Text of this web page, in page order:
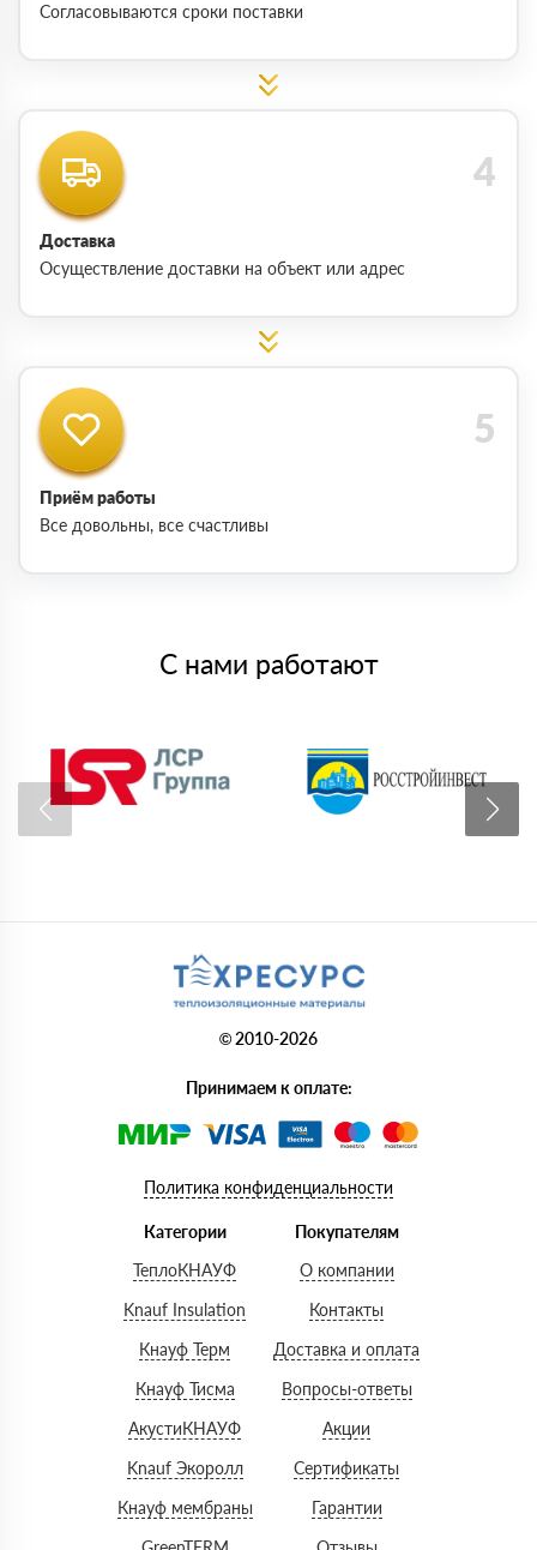
Согласовываются сроки поставки
Доставка
Осуществление доставки на объект или адрес
Приём работы
Все довольны, все счастливы
С нами работают
© 2010-2026
Принимаем к оплате:
Политика конфиденциальности
Категории
ТеплоКНАУФ
Knauf Insulation
Кнауф Терм
Кнауф Тисма
АкустиКНАУФ
Knauf Экоролл
Кнауф мембраны
Покупателям
О компании
Контакты
Доставка и оплата
Вопросы-ответы
Акции
Сертификаты
Гарантии